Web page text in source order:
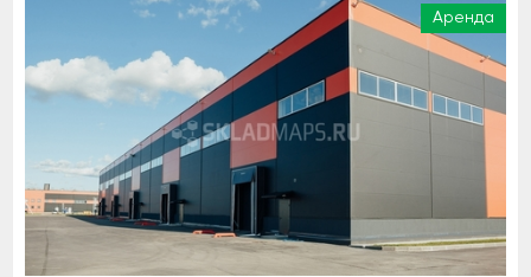
Аренда